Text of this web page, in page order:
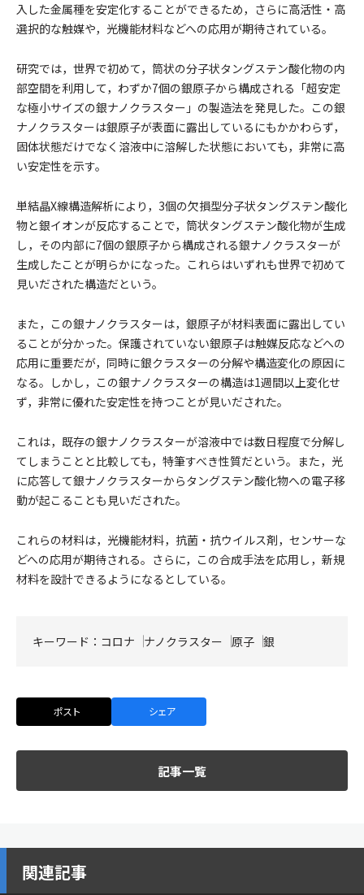
入した金属種を安定化することができるため，さらに高活性・高
選択的な触媒や，光機能材料などへの応用が期待されている。
研究では，世界で初めて，筒状の分子状タングステン酸化物の内
部空間を利用して，わずか7個の銀原子から構成される「超安定
な極小サイズの銀ナノクラスター」の製造法を発見した。この銀
ナノクラスターは銀原子が表面に露出しているにもかかわらず，
固体状態だけでなく溶液中に溶解した状態においても，非常に高
い安定性を示す。
単結晶X線構造解析により，3個の欠損型分子状タングステン酸化
物と銀イオンが反応することで，筒状タングステン酸化物が生成
し，その内部に7個の銀原子から構成される銀ナノクラスターが
生成したことが明らかになった。これらはいずれも世界で初めて
見いだされた構造だという。
また，この銀ナノクラスターは，銀原子が材料表面に露出してい
ることが分かった。保護されていない銀原子は触媒反応などへの
応用に重要だが，同時に銀クラスターの分解や構造変化の原因に
なる。しかし，この銀ナノクラスターの構造は1週間以上変化せ
ず，非常に優れた安定性を持つことが見いだされた。
これは，既存の銀ナノクラスターが溶液中では数日程度で分解し
てしまうことと比較しても，特筆すべき性質だという。また，光
に応答して銀ナノクラスターからタングステン酸化物への電子移
動が起こることも見いだされた。
これらの材料は，光機能材料，抗菌・抗ウイルス剤，センサーな
どへの応用が期待される。さらに，この合成手法を応用し，新規
材料を設計できるようになるとしている。
キーワード： コロナ ナノクラスター 原子 銀
ポスト シェア
記事一覧
関連記事